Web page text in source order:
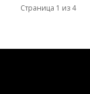
Страница 1 из 4